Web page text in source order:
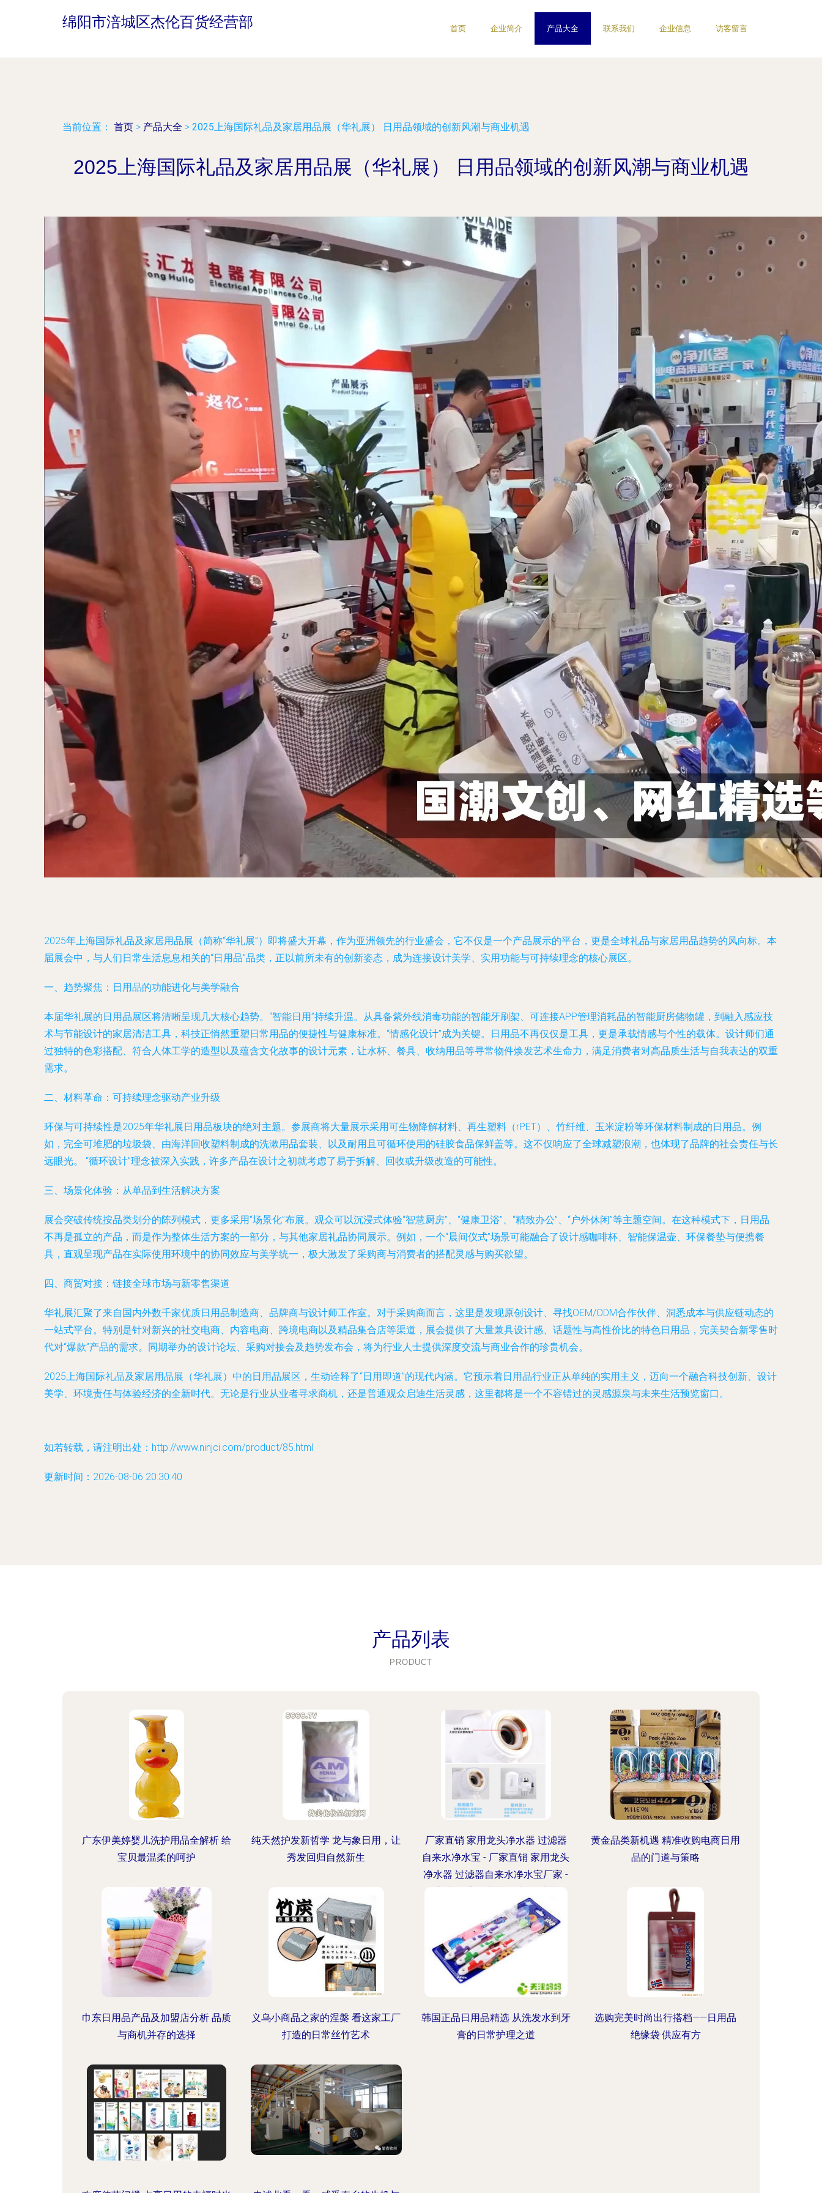
绵阳市涪城区杰伦百货经营部 首页 企业简介 产品大全 联系我们 企业信息 访客留言
当前位置： 首页 > 产品大全 > 2025上海国际礼品及家居用品展（华礼展） 日用品领域的创新风潮与商业机遇
2025上海国际礼品及家居用品展（华礼展） 日用品领域的创新风潮与商业机遇
2025年上海国际礼品及家居用品展（简称“华礼展”）即将盛大开幕，作为亚洲领先的行业盛会，它不仅是一个产品展示的平台，更是全球礼品与家居用品趋势的风向标。本
届展会中，与人们日常生活息息相关的“日用品”品类，正以前所未有的创新姿态，成为连接设计美学、实用功能与可持续理念的核心展区。
一、趋势聚焦：日用品的功能进化与美学融合
本届华礼展的日用品展区将清晰呈现几大核心趋势。“智能日用”持续升温。从具备紫外线消毒功能的智能牙刷架、可连接APP管理消耗品的智能厨房储物罐，到融入感应技
术与节能设计的家居清洁工具，科技正悄然重塑日常用品的便捷性与健康标准。“情感化设计”成为关键。日用品不再仅仅是工具，更是承载情感与个性的载体。设计师们通
过独特的色彩搭配、符合人体工学的造型以及蕴含文化故事的设计元素，让水杯、餐具、收纳用品等寻常物件焕发艺术生命力，满足消费者对高品质生活与自我表达的双重
需求。
二、材料革命：可持续理念驱动产业升级
环保与可持续性是2025年华礼展日用品板块的绝对主题。参展商将大量展示采用可生物降解材料、再生塑料（rPET）、竹纤维、玉米淀粉等环保材料制成的日用品。例
如，完全可堆肥的垃圾袋、由海洋回收塑料制成的洗漱用品套装、以及耐用且可循环使用的硅胶食品保鲜盖等。这不仅响应了全球减塑浪潮，也体现了品牌的社会责任与长
远眼光。 “循环设计”理念被深入实践，许多产品在设计之初就考虑了易于拆解、回收或升级改造的可能性。
三、场景化体验：从单品到生活解决方案
展会突破传统按品类划分的陈列模式，更多采用“场景化”布展。观众可以沉浸式体验“智慧厨房”、“健康卫浴”、“精致办公”、“户外休闲”等主题空间。在这种模式下，日用品
不再是孤立的产品，而是作为整体生活方案的一部分，与其他家居礼品协同展示。例如，一个“晨间仪式”场景可能融合了设计感咖啡杯、智能保温壶、环保餐垫与便携餐
具，直观呈现产品在实际使用环境中的协同效应与美学统一，极大激发了采购商与消费者的搭配灵感与购买欲望。
四、商贸对接：链接全球市场与新零售渠道
华礼展汇聚了来自国内外数千家优质日用品制造商、品牌商与设计师工作室。对于采购商而言，这里是发现原创设计、寻找OEM/ODM合作伙伴、洞悉成本与供应链动态的
一站式平台。特别是针对新兴的社交电商、内容电商、跨境电商以及精品集合店等渠道，展会提供了大量兼具设计感、话题性与高性价比的特色日用品，完美契合新零售时
代对“爆款”产品的需求。同期举办的设计论坛、采购对接会及趋势发布会，将为行业人士提供深度交流与商业合作的珍贵机会。
2025上海国际礼品及家居用品展（华礼展）中的日用品展区，生动诠释了“日用即道”的现代内涵。它预示着日用品行业正从单纯的实用主义，迈向一个融合科技创新、设计
美学、环境责任与体验经济的全新时代。无论是行业从业者寻求商机，还是普通观众启迪生活灵感，这里都将是一个不容错过的灵感源泉与未来生活预览窗口。
如若转载，请注明出处：http://www.ninjci.com/product/85.html
更新时间：2026-08-06 20:30:40
产品列表
PRODUCT
广东伊美婷婴儿洗护用品全解析 给
宝贝最温柔的呵护
纯天然护发新哲学 龙与象日用，让
秀发回归自然新生
厂家直销 家用龙头净水器 过滤器
自来水净水宝 - 厂家直销 家用龙头
净水器 过滤器自来水净水宝厂家 -
自来水净水宝价格 - 义乌市开拓日
用品厂 -
黄金品类新机遇 精准收购电商日用
品的门道与策略
巾东日用品产品及加盟店分析 品质
与商机并存的选择
义乌小商品之家的涅槃 看这家工厂
打造的日常丝竹艺术
韩国正品日用品精选 从洗发水到牙
膏的日常护理之道
选购完美时尚出行搭档——日用品
绝缘袋·供应有方